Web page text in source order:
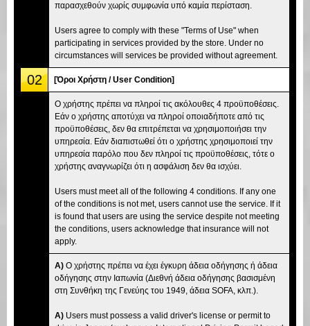
παρασχεθούν χωρίς συμφωνία υπό καμία περίσταση.
Users agree to comply with these "Terms of Use" when
participating in services provided by the store. Under no
circumstances will services be provided without agreement.
02 [Όροι Χρήστη / User Condition]
Ο χρήστης πρέπει να πληροί τις ακόλουθες 4 προϋποθέσεις.
Εάν ο χρήστης αποτύχει να πληροί οποιαδήποτε από τις
προϋποθέσεις, δεν θα επιτρέπεται να χρησιμοποιήσει την
υπηρεσία. Εάν διαπιστωθεί ότι ο χρήστης χρησιμοποιεί την
υπηρεσία παρόλο που δεν πληροί τις προϋποθέσεις, τότε ο
χρήστης αναγνωρίζει ότι η ασφάλιση δεν θα ισχύει.
Users must meet all of the following 4 conditions. If any one
of the conditions is not met, users cannot use the service. If it
is found that users are using the service despite not meeting
the conditions, users acknowledge that insurance will not
apply.
A) Ο χρήστης πρέπει να έχει έγκυρη άδεια οδήγησης ή άδεια
οδήγησης στην Ιαπωνία (Διεθνή άδεια οδήγησης βασισμένη
στη Συνθήκη της Γενεύης του 1949, άδεια SOFA, κλπ.).
A) Users must possess a valid driver's license or permit to